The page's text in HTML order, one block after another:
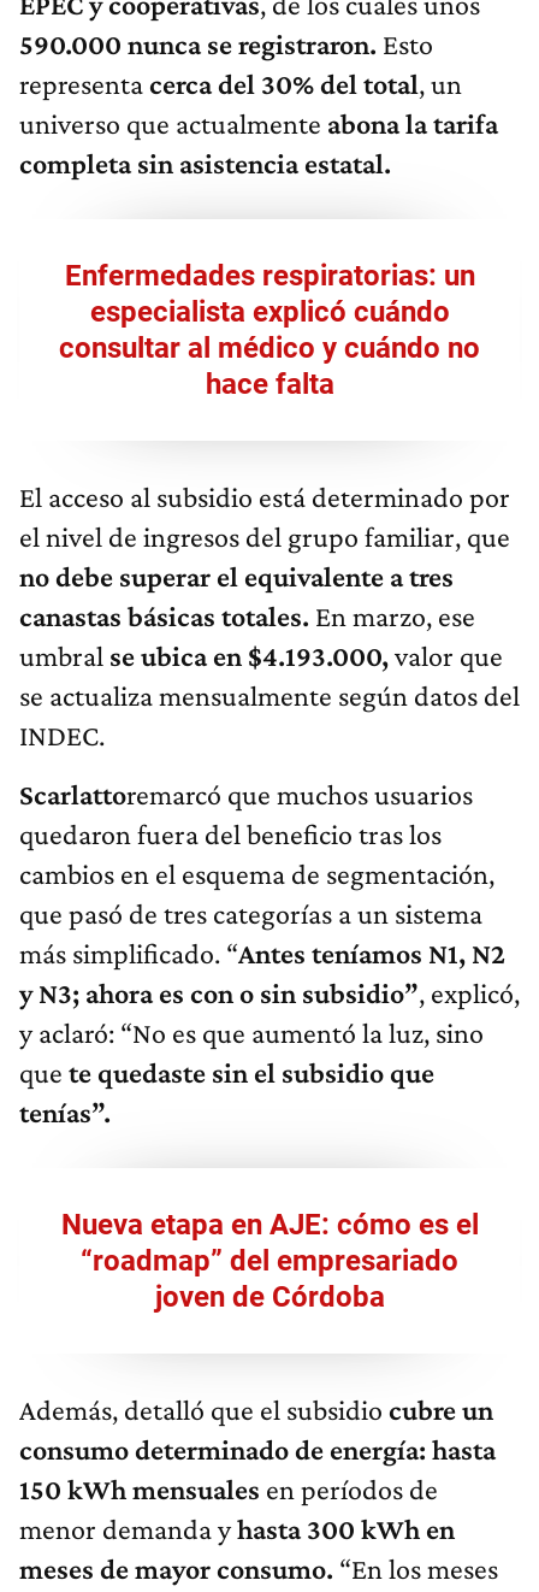
590.000 nunca se registraron. Esto
representacerca del 30% del total, un
universo que actualmente abona la tarifa
completa sin asistencia estatal.
Enfermedades respiratorias: un
especialista explicó cuándo
consultar al médico y cuándo no
hace falta
El acceso al subsidio está determinado por
el nivel de ingresos del grupo familiar, que
no debe superar el equivalente a tres
canastas básicas totales. En marzo, ese
umbral se ubica en $4.193.000,valor que
se actualiza mensualmente según datos del
INDEC.
Scarlattoremarcó que muchos usuarios
quedaron fuera del beneficio tras los
cambios en el esquema de segmentación,
que pasó de tres categorías a un sistema
más simplificado. “Antes teníamos N1, N2
y N3; ahora es con o sin subsidio”, explicó,
y aclaró: “No es que aumentó la luz, sino
que te quedaste sin el subsidio que
tenías”.
Nueva etapa en AJE: cómo es el
“roadmap” del empresariado
joven de Córdoba
Además, detalló que el subsidio cubre un
consumo determinado de energía: hasta
150 kWh mensuales en períodos de
menor demanda yhasta 300 kWh en
meses de mayor consumo. “En los meses